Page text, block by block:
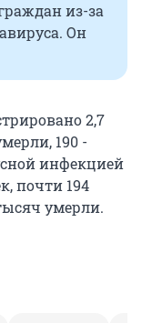
из-за
Он
2,7
190 -
инфекцией
почти 194
умерли.